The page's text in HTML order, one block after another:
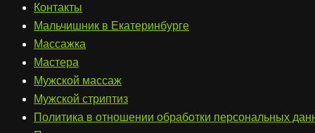
Контакты
Мальчишник в Екатеринбурге
Массажка
Мастера
Мужской массаж
Мужской стриптиз
Политика в отношении обработки персональных